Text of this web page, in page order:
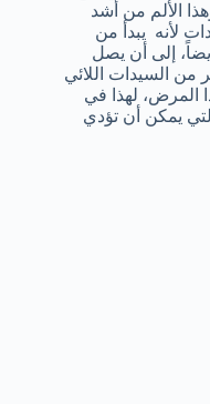
الألم من أشد
لأنه يبدأ من
إلى أن يصل
من السيدات اللائي
المرض، لهذا في
يمكن أن تؤدي